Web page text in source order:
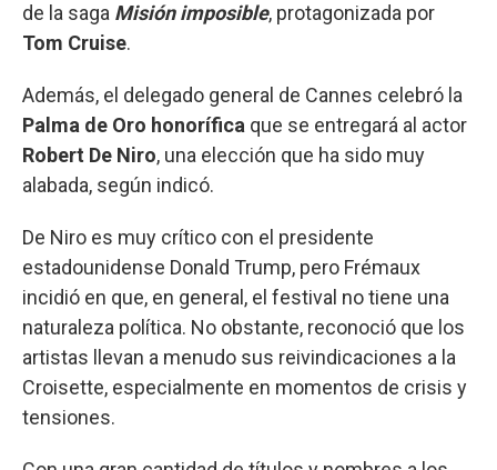
de la saga Misión imposible, protagonizada por
Tom Cruise.
Además, el delegado general de Cannes celebró la
Palma de Oro honorífica que se entregará al actor
Robert De Niro, una elección que ha sido muy
alabada, según indicó.
De Niro es muy crítico con el presidente
estadounidense Donald Trump, pero Frémaux
incidió en que, en general, el festival no tiene una
naturaleza política. No obstante, reconoció que los
artistas llevan a menudo sus reivindicaciones a la
Croisette, especialmente en momentos de crisis y
tensiones.